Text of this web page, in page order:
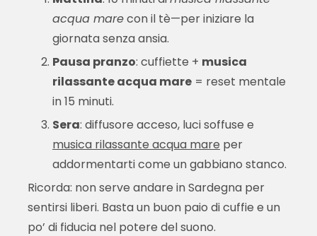
acqua marecon il tè—per iniziare la
giornata senza ansia.
Pausa pranzo: cuffiette + musica
rilassante acqua mare= reset mentale
in 15 minuti.
Sera: diffusore acceso, luci soffuse e
musica rilassante acqua mare per
addormentarti come un gabbiano stanco.
Ricorda: non serve andare in Sardegna per
sentirsi liberi. Basta un buon paio di cuffie e un
po’ di fiducia nel potere del suono.